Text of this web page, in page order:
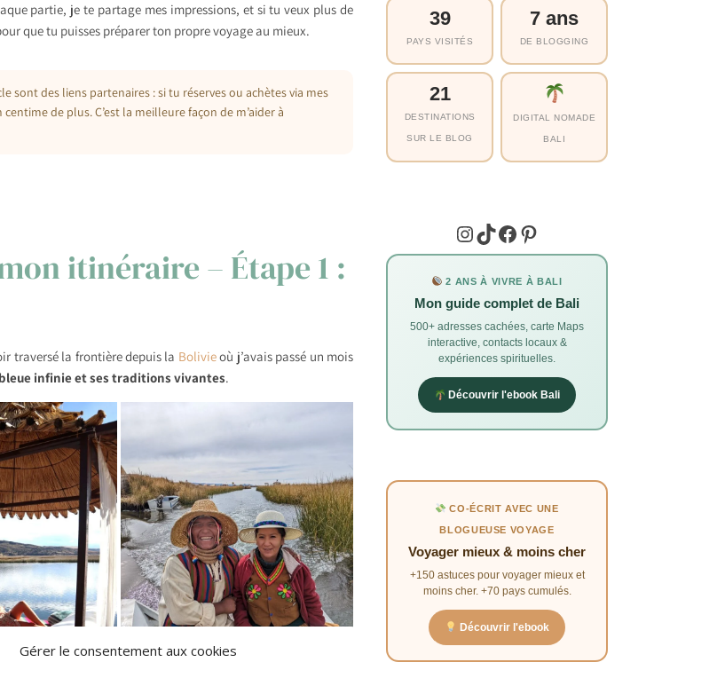
Gérer le consentement aux cookies
partie, je te partage mes impressions, et si tu veux plus de
que tu puisses préparer ton propre voyage au mieux.
sont des liens partenaires : si tu réserves ou achètes via mes
de plus. C’est la meilleure façon de m’aider à
itinéraire – Étape 1 :
traversé la frontière depuis la Bolivieoù j’avais passé un mois
infinie et ses traditions vivantes.
39
PAYS VISITÉS
7 ans
DE BLOGGING
21
DESTINATIONS
SUR LE BLOG
DIGITAL NOMADE
BALI
Instagram
TikTok
Facebook
Pinterest
2 ANS À VIVRE À BALI
Mon guide complet de Bali
500+ adresses cachées, carte Maps
interactive, contacts locaux &
expériences spirituelles.
Découvrir l'ebook Bali
CO-ÉCRIT AVEC UNE
BLOGUEUSE VOYAGE
Voyager mieux & moins cher
+150 astuces pour voyager mieux et
moins cher. +70 pays cumulés.
Découvrir l'ebook